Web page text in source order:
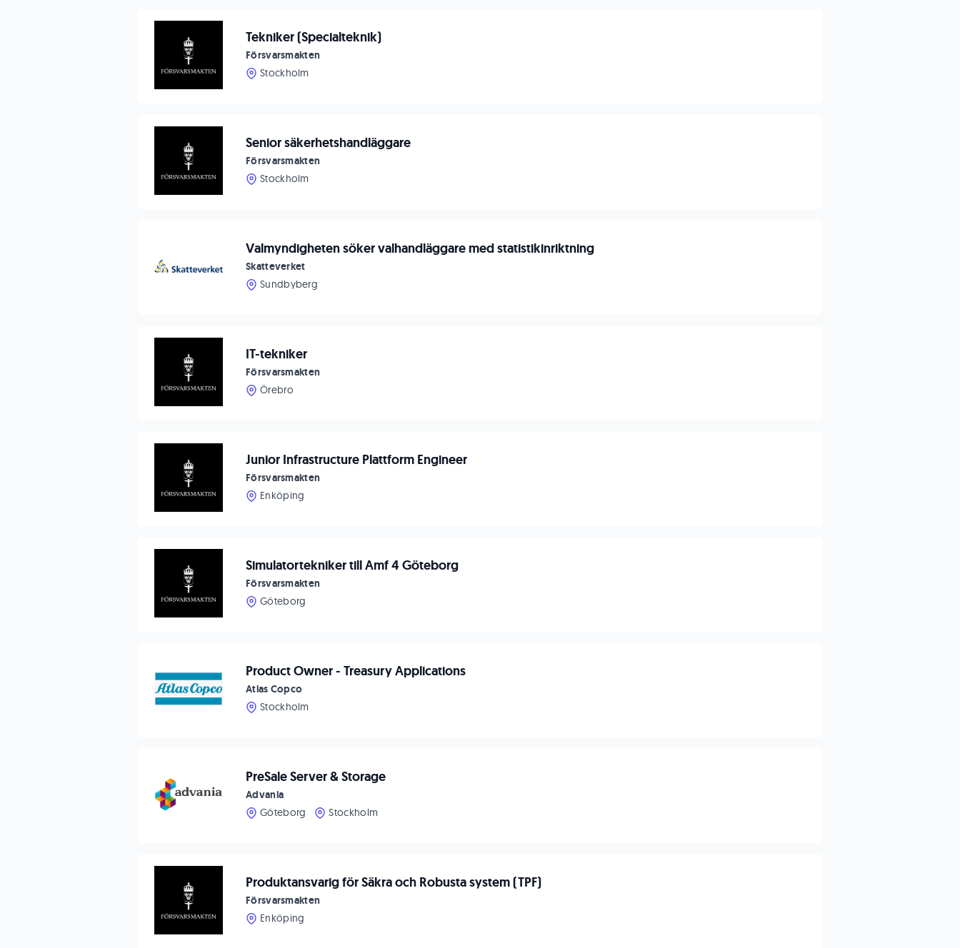
Tekniker (Specialteknik)
Försvarsmakten
Stockholm
Senior säkerhetshandläggare
Försvarsmakten
Stockholm
Valmyndigheten söker valhandläggare med statistikinriktning
Skatteverket
Sundbyberg
IT-tekniker
Försvarsmakten
Örebro
Junior Infrastructure Plattform Engineer
Försvarsmakten
Enköping
Simulatortekniker till Amf 4 Göteborg
Försvarsmakten
Göteborg
Product Owner - Treasury Applications
Atlas Copco
Stockholm
PreSale Server & Storage
Advania
Göteborg
Stockholm
Produktansvarig för Säkra och Robusta system (TPF)
Försvarsmakten
Enköping